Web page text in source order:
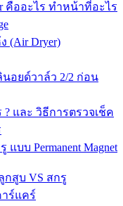
คืออะไร ทำหน้าที่อะไร
(Air Dryer)
อยด์วาล์ว 2/2 ก่อน
และ วิธีการตรวจเช็ค
บบ Permanent Magnet
กสูบ VS สกรู
ร์แคร์